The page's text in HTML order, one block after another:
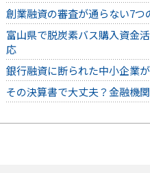
創業融資の審査が通らない7
富山県で脱炭素バス購入資金
応
銀行融資に断られた中小企業
その決算書で大丈夫？金融機